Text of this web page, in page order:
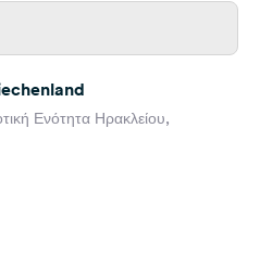
Ενότητα Ηρακλείου,